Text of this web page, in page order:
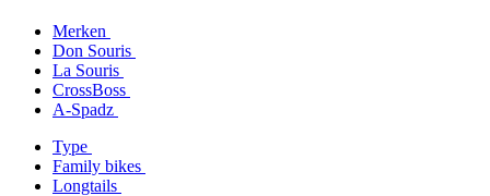
Merken
Don Souris
La Souris
CrossBoss
A-Spadz
Type
Family bikes
Longtails